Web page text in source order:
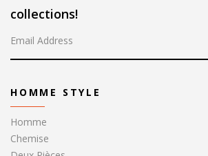
collections!
HOMME STYLE
Homme
Chemise